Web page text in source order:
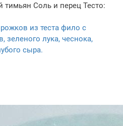
тимьян Соль и перец Тесто:
из теста фило с
зеленого лука, чеснока,
сыра.